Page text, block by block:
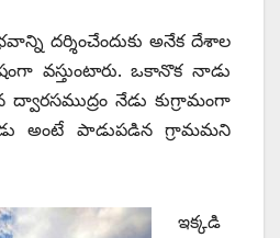
దర్శించేందుకు అనేక దేశాల
వస్తుంటారు. ఒకానొక నాడు
నేడు కుగ్రామంగా
అంటే పాడుపడిన గ్రామమని
ఇక్కడి